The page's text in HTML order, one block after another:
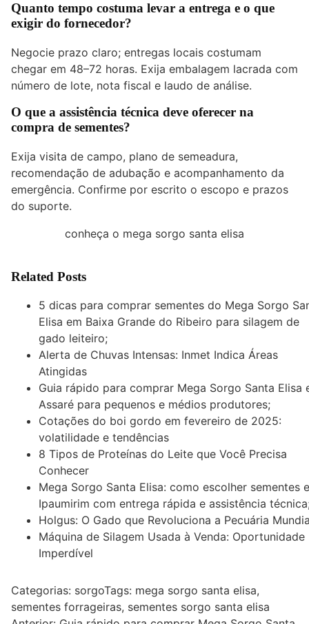
Quanto tempo costuma levar a entrega e o que
exigir do fornecedor?
Negocie prazo claro; entregas locais costumam
chegar em 48–72 horas. Exija embalagem lacrada com
número de lote, nota fiscal e laudo de análise.
O que a assistência técnica deve oferecer na
compra de sementes?
Exija visita de campo, plano de semeadura,
recomendação de adubação e acompanhamento da
emergência. Confirme por escrito o escopo e prazos
do suporte.
conheça o mega sorgo santa elisa
Related Posts
5 dicas para comprar sementes do Mega Sorgo
Elisa em Baixa Grande do Ribeiro para silagem de
gado leiteiro;
Alerta de Chuvas Intensas: Inmet Indica Áreas
Atingidas
Guia rápido para comprar Mega Sorgo Santa Elisa
Assaré para pequenos e médios produtores;
Cotações do boi gordo em fevereiro de 2025:
volatilidade e tendências
8 Tipos de Proteínas do Leite que Você Precisa
Conhecer
Mega Sorgo Santa Elisa: como escolher sementes
Ipaumirim com entrega rápida e assistência
Holgus: O Gado que Revoluciona a Pecuária
Máquina de Silagem Usada à Venda: Oportunidade
Imperdível
Categorias: sorgoTags: mega sorgo santa elisa,
sementes forrageiras, sementes sorgo santa elisa